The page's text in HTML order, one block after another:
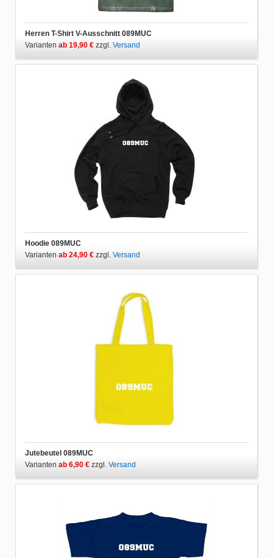
Herren T-Shirt V-Ausschnitt 089MUC
Varianten ab 19,90 € zzgl. Versand
Hoodie 089MUC
Varianten ab 24,90 € zzgl. Versand
Jutebeutel 089MUC
Varianten ab 6,90 € zzgl. Versand